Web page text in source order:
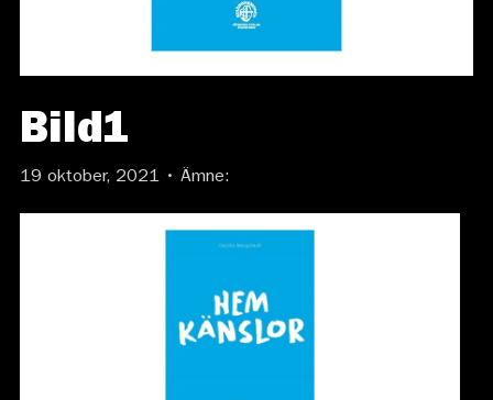
Bild1
19 oktober, 2021 • Ämne: